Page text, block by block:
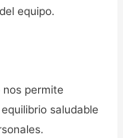
equipo.
nos permite
saludable